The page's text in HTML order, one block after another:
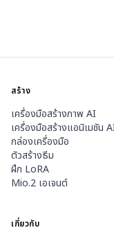
สร้าง
เครื่องมือสร้างภาพ AI
เครื่องมือสร้างแอนิเมชัน
กล่องเครื่องมือ
ตัวสร้างธีม
ฝึก LoRA
Mio.2 เอเจนต์
เกี่ยวกับ